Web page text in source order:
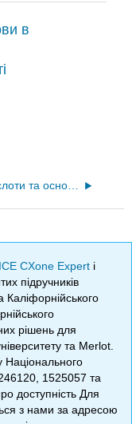
в
7.1: Кислоти та основи - експериментальні визначення
CXone Expert і
підручників
рішень для
та Merlot.
1525057 та
доступність Для
з нами за адресою